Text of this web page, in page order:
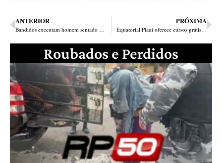
ANTERIOR
Bandidos executam homem sentado na porta de casa na Avenida Zequinha Freire
PRÓXIMA
Equatorial Piauí oferece cursos grátis de doces e salgados para festas em Piracuruca
Roubados e Perdidos